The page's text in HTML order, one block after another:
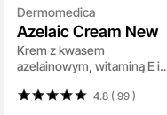
Dermomedica
Azelaic Cream New
Krem z kwasem
azelainowym, witaminą E i
4.8 ( 99)